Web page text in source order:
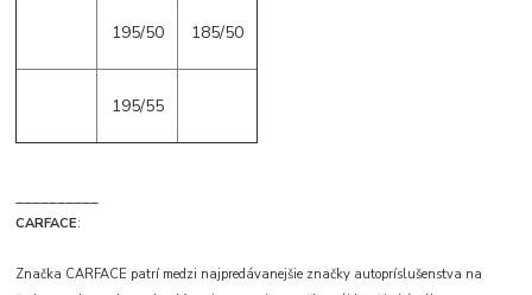
195/50 185/50
195/55
__________
CARFACE:
Značka CARFACE patrí medzi najpredávanejšie značky autopríslušenstva na